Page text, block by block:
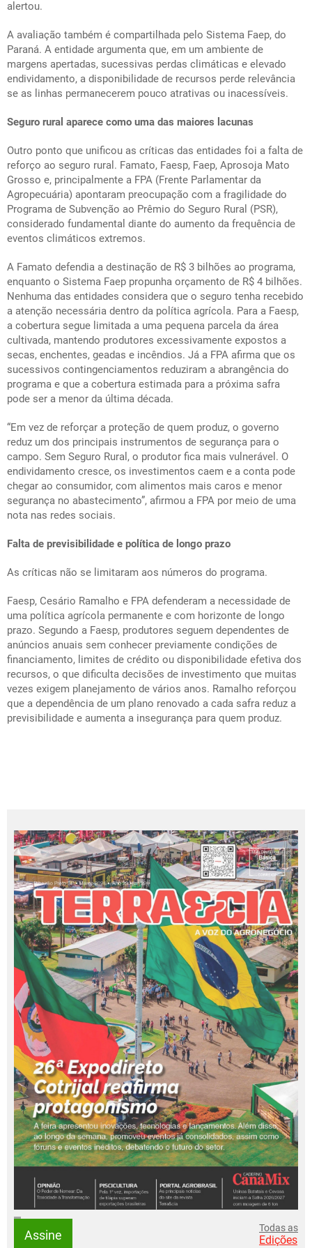
alertou.
A avaliação também é compartilhada pelo Sistema Faep, do
Paraná. A entidade argumenta que, em um ambiente de
margens apertadas, sucessivas perdas climáticas e elevado
endividamento, a disponibilidade de recursos perde relevância
se as linhas permanecerem pouco atrativas ou inacessíveis.
Seguro rural aparece como uma das maiores lacunas
Outro ponto que unificou as críticas das entidades foi a falta de
reforço ao seguro rural. Famato, Faesp, Faep, Aprosoja Mato
Grosso e, principalmente a FPA (Frente Parlamentar da
Agropecuária) apontaram preocupação com a fragilidade do
Programa de Subvenção ao Prêmio do Seguro Rural (PSR),
considerado fundamental diante do aumento da frequência de
eventos climáticos extremos.
A Famato defendia a destinação de R$ 3 bilhões ao programa,
enquanto o Sistema Faep propunha orçamento de R$ 4 bilhões.
Nenhuma das entidades considera que o seguro tenha recebido
a atenção necessária dentro da política agrícola. Para a Faesp,
a cobertura segue limitada a uma pequena parcela da área
cultivada, mantendo produtores excessivamente expostos a
secas, enchentes, geadas e incêndios. Já a FPA afirma que os
sucessivos contingenciamentos reduziram a abrangência do
programa e que a cobertura estimada para a próxima safra
pode ser a menor da última década.
“Em vez de reforçar a proteção de quem produz, o governo
reduz um dos principais instrumentos de segurança para o
campo. Sem Seguro Rural, o produtor fica mais vulnerável. O
endividamento cresce, os investimentos caem e a conta pode
chegar ao consumidor, com alimentos mais caros e menor
segurança no abastecimento”, afirmou a FPA por meio de uma
nota nas redes sociais.
Falta de previsibilidade e política de longo prazo
As críticas não se limitaram aos números do programa.
Faesp, Cesário Ramalho e FPA defenderam a necessidade de
uma política agrícola permanente e com horizonte de longo
prazo. Segundo a Faesp, produtores seguem dependentes de
anúncios anuais sem conhecer previamente condições de
financiamento, limites de crédito ou disponibilidade efetiva dos
recursos, o que dificulta decisões de investimento que muitas
vezes exigem planejamento de vários anos. Ramalho reforçou
que a dependência de um plano renovado a cada safra reduz a
previsibilidade e aumenta a insegurança para quem produz.
Assine Todas as
Edições